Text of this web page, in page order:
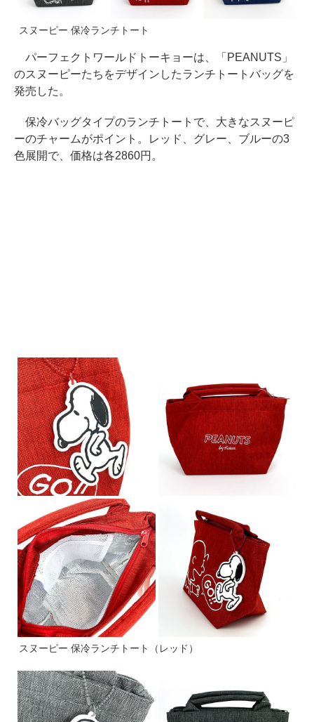
スヌーピー 保冷ランチトート
パーフェクトワールドトーキョーは、「PEANUTS」
のスヌーピーたちをデザインしたランチトートバッグを
発売した。
保冷バッグタイプのランチトートで、大きなスヌーピ
ーのチャームがポイント。レッド、グレー、ブルーの3
色展開で、価格は各2860円。
スヌーピー 保冷ランチトート（レッド）